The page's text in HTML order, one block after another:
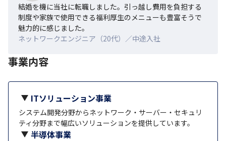
結婚を機に当社に転職しました。引っ越し費用を負担する
制度や家族で使用できる福利厚生のメニューも豊富そうで
魅力的に感じました。
ネットワークエンジニア（20代）／中途入社
事業内容
ITソリューション事業
システム開発分野からネットワーク・サーバー・セキュリ
ティ分野まで幅広いソリューションを提供しています。
半導体事業